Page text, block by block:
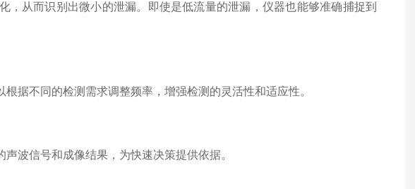
从而识别出微小的泄漏。即使是低流量的泄漏，仪器也能够准确捕捉到
不同的检测需求调整频率，增强检测的灵活性和适应性。
信号和成像结果，为快速决策提供依据。